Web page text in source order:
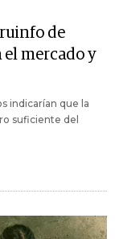
de
el mercado y
indicarían que la
suficiente del